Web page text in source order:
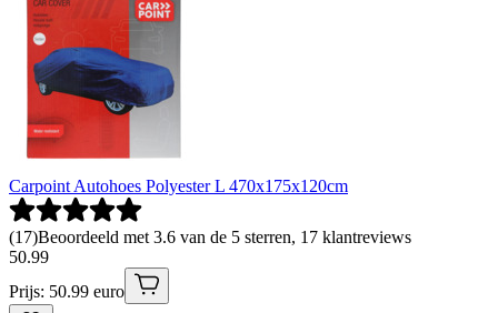
Carpoint Autohoes Polyester L 470x175x120cm
(17)Beoordeeld met 3.6 van de 5 sterren, 17 klantreviews
50.99
Prijs: 50.99 euro